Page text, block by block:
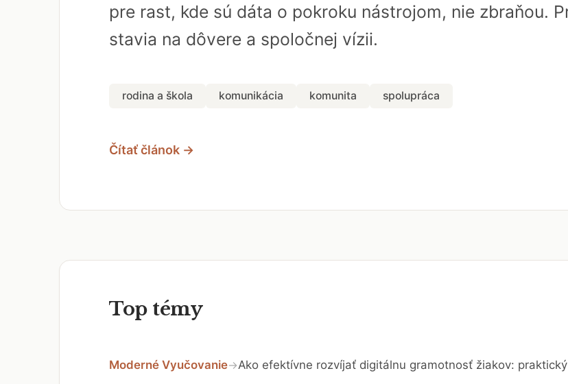
pre rast, kde sú dáta o pokroku nástrojom, nie zbraňou.
stavia na dôvere a spoločnej vízii.
rodina a škola komunikácia komunita spolupráca
Čítať článok →
Top témy
Moderné Vyučovanie→Ako efektívne rozvíjať digitálnu gramotnosť žiakov: